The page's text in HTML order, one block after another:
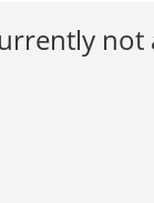
not